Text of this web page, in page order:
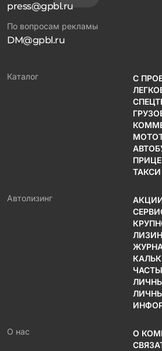
press@gpbl.ru
По вопросам рекламы
DM@gpbl.ru
Каталог
С
ТАКСИ
Автолизинг
О нас
О